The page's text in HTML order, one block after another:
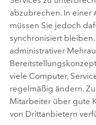
abzubrechen. In einer
müssen Sie jedoch
synchronisiert
administrativer
viele Computer,
regelmäßig ändern.
Mitarbeiter über gute
von Drittanbietern